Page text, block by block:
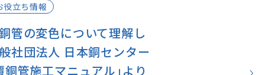
役立ち情報
管の変色について理解し
社団法人 日本銅センター
管施工マニュアル｣より